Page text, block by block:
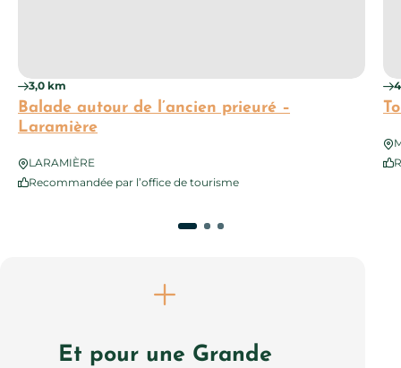
3,0 km
Balade autour de l’ancien prieuré –
Laramière
LARAMIÈRE
Recommandée par l’office de tourisme
Et pour une Grande